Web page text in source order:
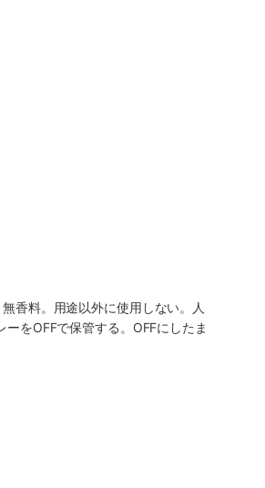
香料。用途以外に使用しない。人
をOFFで保管する。OFFにしたま